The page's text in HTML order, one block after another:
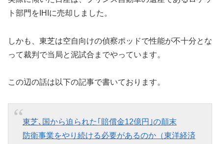
ト部門をIHIに売却しました。
しかも、東芝は空自向けの偵察ポッドで性能が不十分とな
って裁判で当局と泥試合までやっています。
この辺の話は以下の記事で書いております。
東芝､国から迫られた｢賠償金12億円｣の顛末
防衛事業をやり続ける必要があるのか（東洋経済